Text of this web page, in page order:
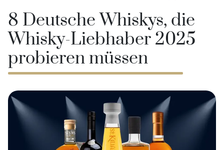
8 Deutsche Whiskys, die
Whisky-Liebhaber 2025
probieren müssen